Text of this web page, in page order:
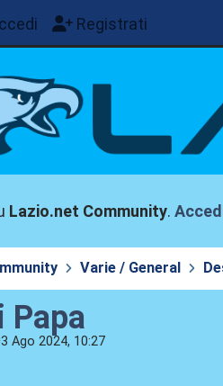
Registrati
Lazio.net Community.
Varie / General
Papa
Ago 2024, 10:27